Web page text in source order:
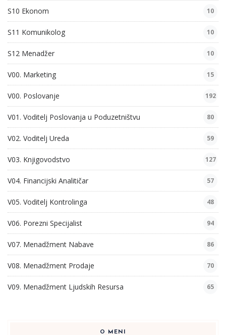
S10 Ekonom 10
S11 Komunikolog 10
S12 Menadžer 10
V00. Marketing 15
V00. Poslovanje 192
V01. Voditelj Poslovanja u Poduzetništvu 80
V02. Voditelj Ureda 59
V03. Knjigovodstvo 127
V04. Financijski Analitičar 57
V05. Voditelj Kontrolinga 48
V06. Porezni Specijalist 94
V07. Menadžment Nabave 86
V08. Menadžment Prodaje 70
V09. Menadžment Ljudskih Resursa 65
O MENI